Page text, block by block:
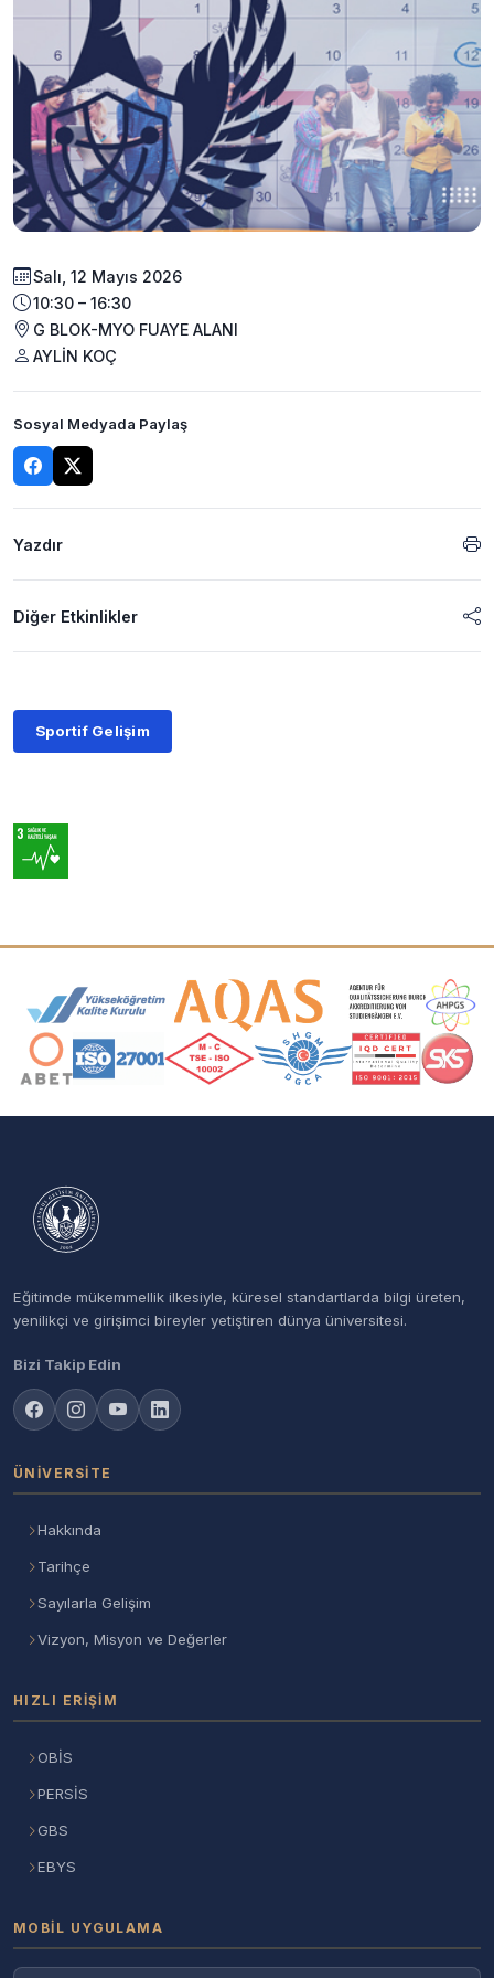
Salı, 12 Mayıs 2026
10:30 – 16:30
G BLOK-MYO FUAYE ALANI
AYLİN KOÇ
Sosyal Medyada Paylaş
Yazdır
Diğer Etkinlikler
Sportif Gelişim
Akreditasyon ve Üyelik Logoları
Eğitimde mükemmellik ilkesiyle, küresel standartlarda bilgi üreten,
yenilikçi ve girişimci bireyler yetiştiren dünya üniversitesi.
Bizi Takip Edin
ÜNIVERSITE
Hakkında
Tarihçe
Sayılarla Gelişim
Vizyon, Misyon ve Değerler
HIZLI ERIŞIM
OBİS
PERSİS
GBS
EBYS
MOBIL UYGULAMA